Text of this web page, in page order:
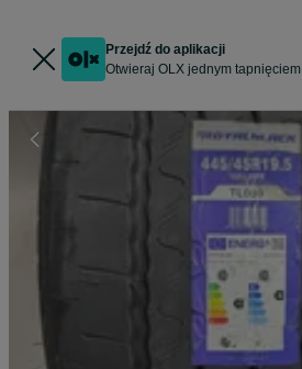
Przejdź do aplikacji
Otwieraj OLX jednym tapnięciem